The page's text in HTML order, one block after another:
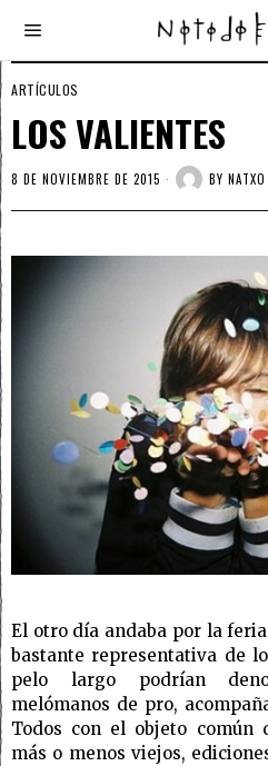
ARTÍCULOS
LOS VALIENTES
8 DE NOVIEMBRE DE 2015 BY
El otro día andaba por la
bastante representativa de
pelo largo podrían
melómanos de pro,
Todos con el objeto común
más o menos viejos,